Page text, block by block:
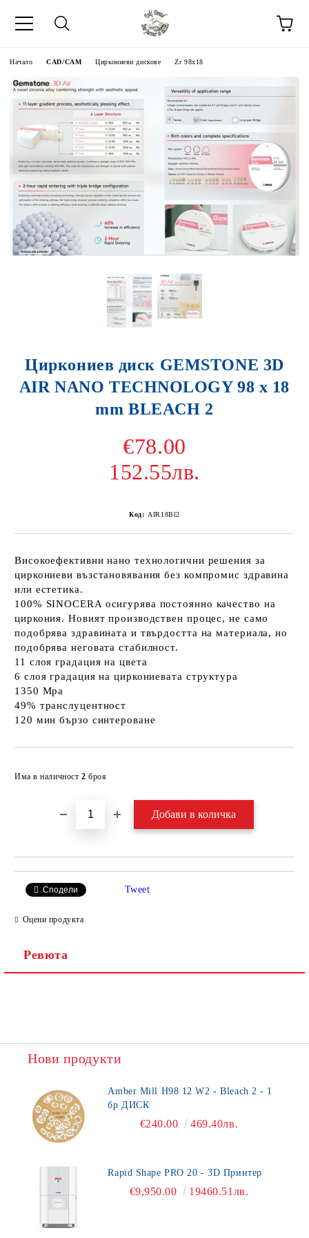
Начало CAD/CAM Циркониеви дискове Zr 98x18
Циркониев диск GEMSTONE 3D
AIR NANO TECHNOLOGY 98 x 18
mm BLEACH 2
€78.00
152.55лв.
Код: AIR18Bl2
Високоефективни нано технологични решения за
циркониеви възстановявания без компромис здравина
или естетика.
100% SINOCERA осигурява постоянно качество на
циркония. Новият производствен процес, не само
подобрява здравината и твърдостта на материала, но
подобрява неговата стабилност.
11 слоя градация на цвета
6 слоя градация на циркониевата структура
1350 Mpa
49% транслуцентност
120 мин бързо синтероване
Има в наличност 2 броя
Сподели Tweet
Оцени продукта
Ревюта
Нови продукти
Amber Mill H98 12 W2 - Bleach 2 - 1
бр ДИСК
€240.00 469.40лв.
Rapid Shape PRO 20 - 3D Принтер
€9,950.00 19460.51лв.